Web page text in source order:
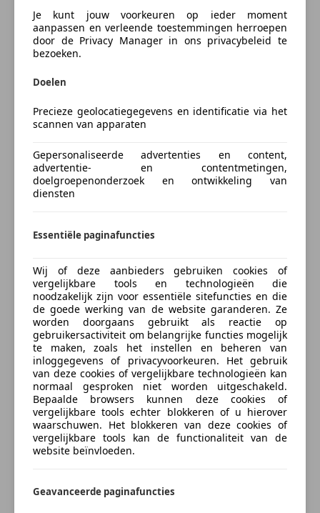
Airbag passagier
Alarm
Bi-Xenon koplampen
Centrale deurvergrendeling met afstandsbediening
Electronic Stability Program
Hoofd airbag
Startonderbreker
Stuurbekrachtiging
Traction control
Zij-airbags
Lichtmetalen velgen (18")
Spoiler
Sportonderstel
Sportstoelen
Hoewel alle gegevens met de grootst mogelijke
zorgvuldigheid zijn samengesteld is Theo Klaassen BV
niet aansprakelijk voor enige directe of indirecte
schade die zou kunnen ontstaan door het gebruik
van deze aangeboden informatie. Aan de in dit
enkele wijze rechten worden ontleend of aanspraken
worden gemaakt wanneer deze niet door een
onder voorbehoud van druk-, zet-, prijs-, en
programmeerfouten. Alle afbeeldingen zoals deze
getoond worden zijn auteursrechtelijk beschermd en
Algemene informatie
Modelreeks:nov. 2007 - sep. 2009
Technische informatie
Koppel:400 Nm
Aandrijving
Tankinhoud:
58 liter
Prestaties
Acceleratie (0-100):7,8 s
Bereken uw zakelijke lease!
Nu zakelijk leasen vanaf
€ 262,- p/m
Verzekering
Bereken je premie
Kenteken
Bereken nu
Something went wrong
We're sorry, but something unexpected happened.
Je kunt jouw voorkeuren op ieder moment
aanpassen en verleende toestemmingen herroepen
door de Privacy Manager in ons privacybeleid te
bezoeken.
Doelen
Precieze geolocatiegegevens en identificatie via het
scannen van apparaten
Gepersonaliseerde advertenties en content,
advertentie- en contentmetingen,
doelgroepenonderzoek en ontwikkeling van
diensten
Essentiële paginafuncties
Wij of deze aanbieders gebruiken cookies of
vergelijkbare tools en technologieën die
noodzakelijk zijn voor essentiële sitefuncties en die
de goede werking van de website garanderen. Ze
worden doorgaans gebruikt als reactie op
gebruikersactiviteit om belangrijke functies mogelijk
te maken, zoals het instellen en beheren van
inloggegevens of privacyvoorkeuren. Het gebruik
van deze cookies of vergelijkbare technologieën kan
normaal gesproken niet worden uitgeschakeld.
Bepaalde browsers kunnen deze cookies of
vergelijkbare tools echter blokkeren of u hierover
waarschuwen. Het blokkeren van deze cookies of
vergelijkbare tools kan de functionaliteit van de
website beïnvloeden.
Geavanceerde paginafuncties